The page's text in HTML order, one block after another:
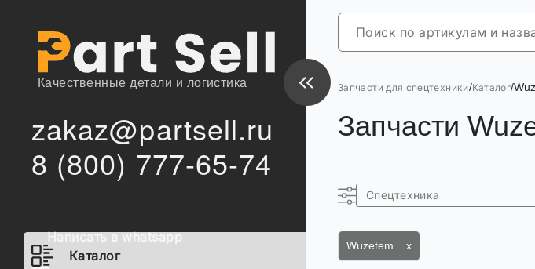
Качественные детали и логистика
zakaz@partsell.ru
8 (800) 777-65-74
Написать в whatsapp
Каталог
Запчасти для спецтехники/Каталог/
Запчасти
Спецтехника
Wuzetem x